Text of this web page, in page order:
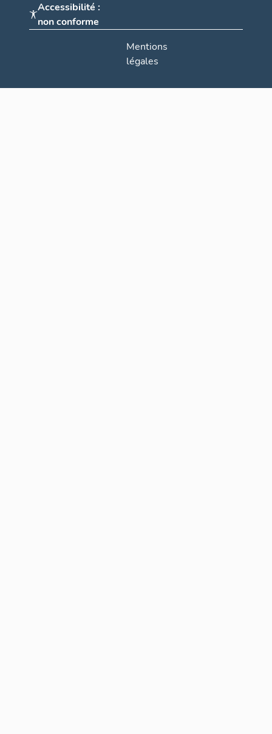
Accessibilité :
non conforme
Mentions
légales